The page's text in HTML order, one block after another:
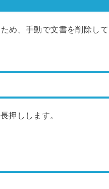
め、手動で文書を削除して
押しします。